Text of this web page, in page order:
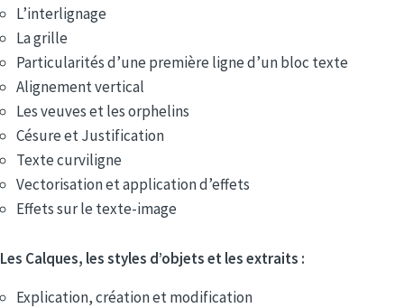
L’interlignage
La grille
Particularités d’une première ligne d’un bloc texte
Alignement vertical
Les veuves et les orphelins
Césure et Justification
Texte curviligne
Vectorisation et application d’effets
Effets sur le texte-image
Les Calques, les styles d’objets et les extraits :
Explication, création et modification